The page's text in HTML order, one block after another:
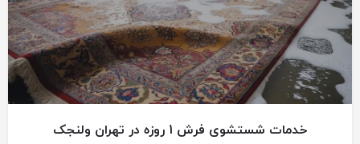
خدمات شستشوی فرش 1 روزه در تهران ولنجک